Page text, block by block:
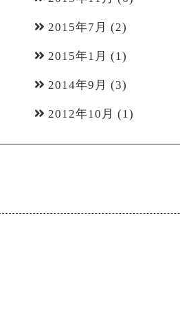
2015年7月 (2)
2015年1月 (1)
2014年9月 (3)
2012年10月 (1)